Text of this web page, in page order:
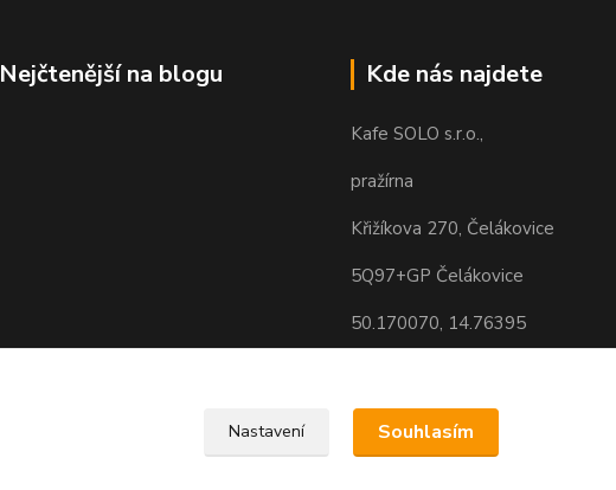
Nejčtenější na blogu Kde nás najdete
Kafe SOLO s.r.o.,
pražírna
Křižíkova 270, Čelákovice
5Q97+GP Čelákovice
50.170070, 14.76395
Nastavení Souhlasím